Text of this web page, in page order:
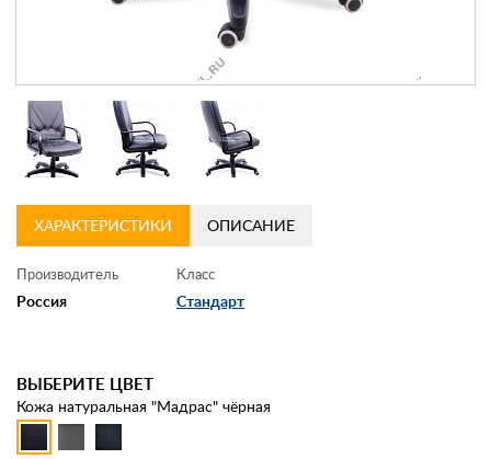
ХАРАКТЕРИСТИКИ ОПИСАНИЕ
Производитель
Россия
Класс
Стандарт
ВЫБЕРИТЕ ЦВЕТ
Кожа натуральная "Мадрас" чёрная